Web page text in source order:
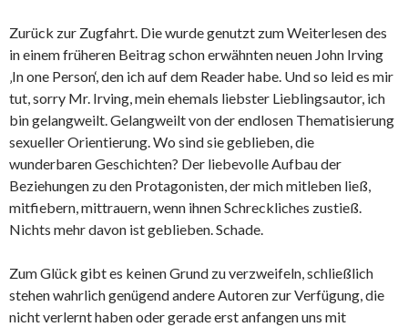
Zurück zur Zugfahrt. Die wurde genutzt zum Weiterlesen des
in einem früheren Beitrag schon erwähnten neuen John Irving
‚In one Person‘, den ich auf dem Reader habe. Und so leid es mir
tut, sorry Mr. Irving, mein ehemals liebster Lieblingsautor, ich
bin gelangweilt. Gelangweilt von der endlosen Thematisierung
sexueller Orientierung. Wo sind sie geblieben, die
wunderbaren Geschichten? Der liebevolle Aufbau der
Beziehungen zu den Protagonisten, der mich mitleben ließ,
mitfiebern, mittrauern, wenn ihnen Schreckliches zustieß.
Nichts mehr davon ist geblieben. Schade.
Zum Glück gibt es keinen Grund zu verzweifeln, schließlich
stehen wahrlich genügend andere Autoren zur Verfügung, die
nicht verlernt haben oder gerade erst anfangen uns mit